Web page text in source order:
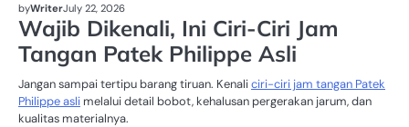
byWriterJuly 22, 2026
Wajib Dikenali, Ini Ciri-Ciri Jam
Tangan Patek Philippe Asli
Jangan sampai tertipu barang tiruan. Kenaliciri-ciri jam tangan Patek
Philippe asli melalui detail bobot, kehalusan pergerakan jarum, dan
kualitas materialnya.